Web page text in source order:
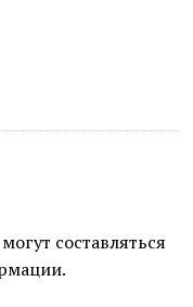
составляться